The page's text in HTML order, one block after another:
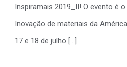
Inspiramais 2019_II! O evento é
Inovação de materiais da
17 e 18 de julho [...]